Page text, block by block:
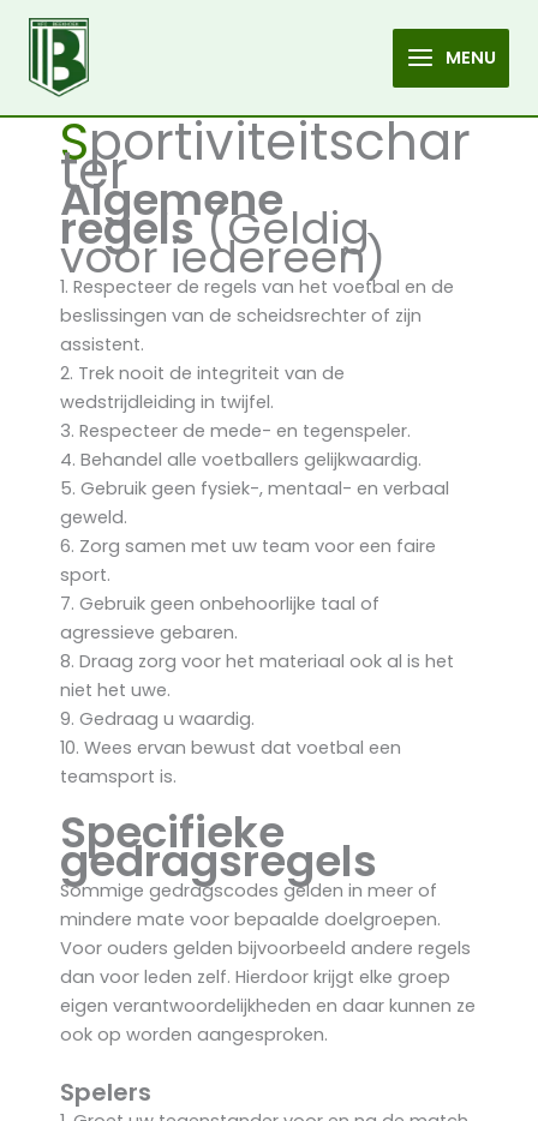
Spring
inhoud
MAIN
MENU
MENU
Sportiviteitscharter
Sportiviteitschar
ter
Algemene
regels(Geldig
voor iedereen)
1. Respecteer de regels van het voetbal en de
beslissingen van de scheidsrechter of zijn
assistent.
2. Trek nooit de integriteit van de
wedstrijdleiding in twijfel.
3. Respecteer de mede- en tegenspeler.
4. Behandel alle voetballers gelijkwaardig.
5. Gebruik geen fysiek-, mentaal- en verbaal
geweld.
6. Zorg samen met uw team voor een faire
sport.
7. Gebruik geen onbehoorlijke taal of
agressieve gebaren.
8. Draag zorg voor het materiaal ook al is het
niet het uwe.
9. Gedraag u waardig.
10. Wees ervan bewust dat voetbal een
teamsport is.
Specifieke
gedragsregels
Sommige gedragscodes gelden in meer of
mindere mate voor bepaalde doelgroepen.
Voor ouders gelden bijvoorbeeld andere regels
dan voor leden zelf. Hierdoor krijgt elke groep
eigen verantwoordelijkheden en daar kunnen ze
ook op worden aangesproken.
Spelers